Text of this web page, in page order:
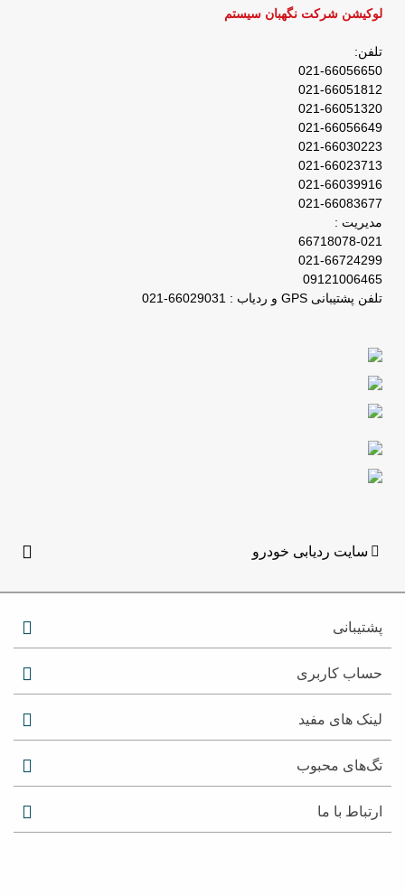
لوکیشن شرکت نگهبان سیستم
تلفن:
021-66056650
021-66051812
021-66051320
021-66056649
021-66030223
021-66023713
021-66039916
021-66083677
مدیریت :
66718078-021
021-66724299
09121006465
تلفن پشتیبانی GPS و ردیاب : 66029031-021
سایت ردیابی خودرو
پشتیبانی
حساب کاربری
لینک های مفید
تگ‌های محبوب
ارتباط با ما